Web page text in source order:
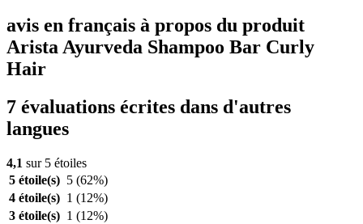
avis en français à propos du produit
Arista Ayurveda Shampoo Bar Curly
Hair
7 évaluations écrites dans d'autres
langues
4,1 sur 5 étoiles
5 étoile(s) 5 (62%)
4 étoile(s) 1 (12%)
3 étoile(s) 1 (12%)